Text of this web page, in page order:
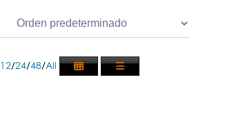
12/24/48/All